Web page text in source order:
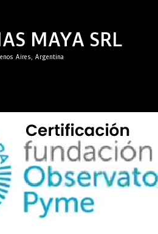
MAYA SRL
Aires, Argentina